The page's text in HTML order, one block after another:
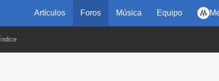
Artículos Foros Música Equipo
Índice